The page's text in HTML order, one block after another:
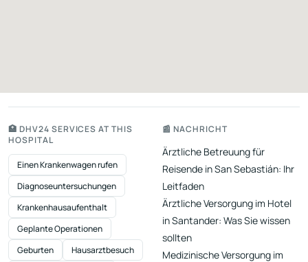
🏥 DHV24 SERVICES AT THIS
HOSPITAL
Einen Krankenwagen rufen
Diagnoseuntersuchungen
Krankenhausaufenthalt
Geplante Operationen
Geburten
Hausarztbesuch
📰 NACHRICHT
Ärztliche Betreuung für
Reisende in San Sebastián: Ihr
Leitfaden
Ärztliche Versorgung im Hotel
in Santander: Was Sie wissen
sollten
Medizinische Versorgung im